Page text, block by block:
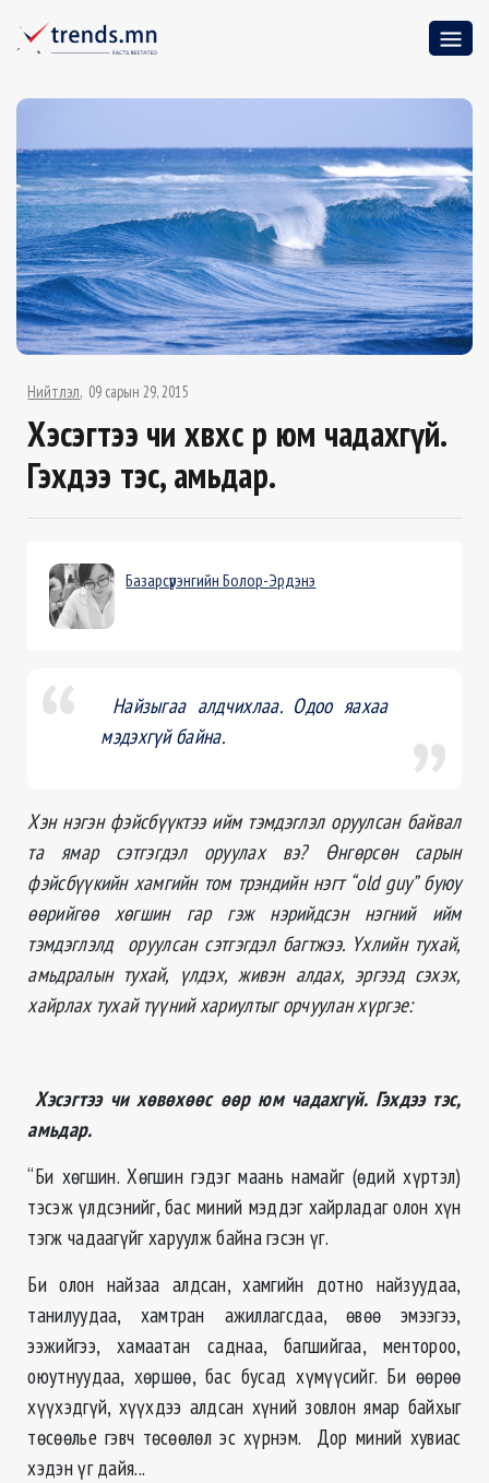
Нийтлэл 09 сарын 29, 2015
Хэсэгтээ чи хөвөхөөс өөр юм чадахгүй.
Гэхдээ тэс, амьдар.
Базарсүрэнгийн Болор-Эрдэнэ
Найзыгаа алдчихлаа. Одоо яахаа
мэдэхгүй байна.
Хэн нэгэн фэйсбүүктээ ийм тэмдэглэл оруулсан байвал
та ямар сэтгэгдэл оруулах вэ? Өнгөрсөн сарын
фэйсбүүкийн хамгийн том трэндийн нэгт “old guy” буюу
өөрийгөө хөгшин гар гэж нэрийдсэн нэгний ийм
тэмдэглэлд оруулсан сэтгэгдэл багтжээ. Үхлийн тухай,
амьдралын тухай, үлдэх, живэн алдах, эргээд сэхэх,
хайрлах тухай түүний хариултыг орчуулан хүргэе:
Хэсэгтээ чи хөвөхөөс өөр юм чадахгүй. Гэхдээ тэс,
амьдар.
“Би хөгшин. Хөгшин гэдэг маань намайг (өдий хүртэл)
тэсэж үлдсэнийг, бас миний мэддэг хайрладаг олон хүн
тэгж чадаагүйг харуулж байна гэсэн үг.
Би олон найзаа алдсан, хамгийн дотно найзуудаа,
танилуудаа, хамтран ажиллагсдаа, өвөө эмээгээ,
ээжийгээ, хамаатан саднаа, багшийгаа, ментороо,
оюутнуудаа, хөршөө, бас бусад хүмүүсийг. Би өөрөө
хүүхэдгүй, хүүхдээ алдсан хүний зовлон ямар байхыг
төсөөлье гэвч төсөөлөл эс хүрнэм. Дор миний хувиас
хэдэн үг дайя...